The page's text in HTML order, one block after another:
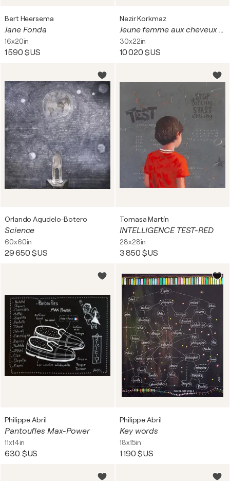
Bert Heersema
Jane Fonda
16x20in
1 590 $US
Nezir Korkmaz
Jeune femme aux cheveux rouges
30x22in
10 020 $US
Orlando Agudelo-Botero
Science
60x60in
29 650 $US
Tomasa Martín
INTELLIGENCE TEST-RED
28x28in
3 850 $US
Philippe Abril
Pantoufles Max-Power
11x14in
630 $US
Philippe Abril
Key words
18x15in
1 190 $US